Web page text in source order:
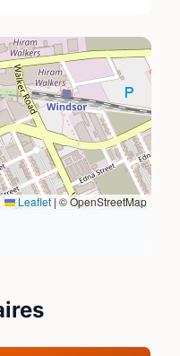
Leaflet | © OpenStreetMap